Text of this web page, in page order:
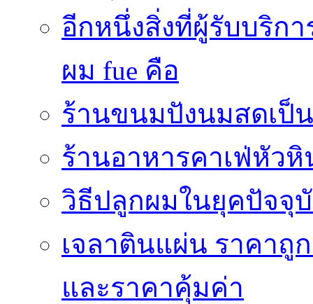
อีกหนึ่งสิ่งที่ผู้รับบริก
ผม fue คือ
ร้านขนมปังนมสดเป็
ร้านอาหารคาเฟ่หัว
วิธีปลูกผมในยุคปัจจุ
เจลาตินแผ่น ราคาถู
และราคาคุ้มค่า